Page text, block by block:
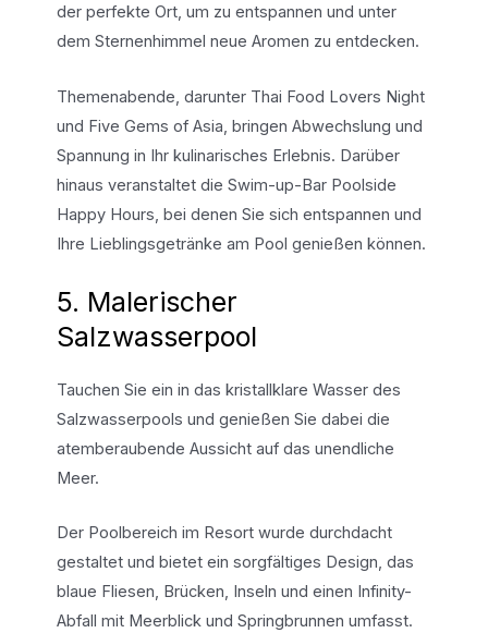
der perfekte Ort, um zu entspannen und unter
dem Sternenhimmel neue Aromen zu entdecken.
Themenabende, darunter Thai Food Lovers Night
und Five Gems of Asia, bringen Abwechslung und
Spannung in Ihr kulinarisches Erlebnis. Darüber
hinaus veranstaltet die Swim-up-Bar Poolside
Happy Hours, bei denen Sie sich entspannen und
Ihre Lieblingsgetränke am Pool genießen können.
5. Malerischer
Salzwasserpool
Tauchen Sie ein in das kristallklare Wasser des
Salzwasserpools und genießen Sie dabei die
atemberaubende Aussicht auf das unendliche
Meer.
Der Poolbereich im Resort wurde durchdacht
gestaltet und bietet ein sorgfältiges Design, das
blaue Fliesen, Brücken, Inseln und einen Infinity-
Abfall mit Meerblick und Springbrunnen umfasst.